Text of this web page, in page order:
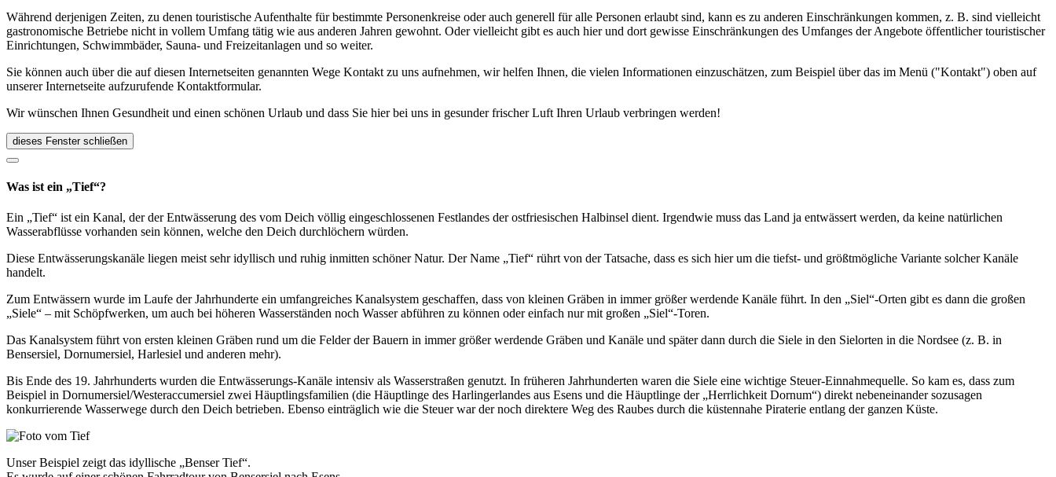
Während derjenigen Zeiten, zu denen touristische Aufenthalte für bestimmte Personenkreise oder auch generell für alle Personen erlaubt sind, kann es zu anderen Einschränkungen kommen, z. B. sind vielleicht
gastronomische Betriebe nicht in vollem Umfang tätig wie aus anderen Jahren gewohnt. Oder vielleicht gibt es auch hier und dort gewisse Einschränkungen des Umfanges der Angebote öffentlicher touristischer
Einrichtungen, Schwimmbäder, Sauna- und Freizeitanlagen und so weiter.
Sie können auch über die auf diesen Internetseiten genannten Wege Kontakt zu uns aufnehmen, wir helfen Ihnen, die vielen Informationen einzuschätzen, zum Beispiel über das im Menü ("Kontakt") oben auf
unserer Internetseite aufzurufende Kontaktformular.
Wir wünschen Ihnen Gesundheit und einen schönen Urlaub und dass Sie hier bei uns in gesunder frischer Luft Ihren Urlaub verbringen werden!
dieses Fenster schließen
Was ist ein „Tief“?
Ein „Tief“ ist ein Kanal, der der Entwässerung des vom Deich völlig eingeschlossenen Festlandes der ostfriesischen Halbinsel dient. Irgendwie muss das Land ja entwässert werden, da keine natürlichen
Wasserabflüsse vorhanden sein können, welche den Deich durchlöchern würden.
Diese Entwässerungskanäle liegen meist sehr idyllisch und ruhig inmitten schöner Natur. Der Name „Tief“ rührt von der Tatsache, dass es sich hier um die tiefst- und größtmögliche Variante solcher Kanäle
handelt.
Zum Entwässern wurde im Laufe der Jahrhunderte ein umfangreiches Kanalsystem geschaffen, dass von kleinen Gräben in immer größer werdende Kanäle führt. In den „Siel“-Orten gibt es dann die großen
„Siele“ – mit Schöpfwerken, um auch bei höheren Wasserständen noch Wasser abführen zu können oder einfach nur mit großen „Siel“-Toren.
Das Kanalsystem führt von ersten kleinen Gräben rund um die Felder der Bauern in immer größer werdende Gräben und Kanäle und später dann durch die Siele in den Sielorten in die Nordsee (z. B. in
Bensersiel, Dornumersiel, Harlesiel und anderen mehr).
Bis Ende des 19. Jahrhunderts wurden die Entwässerungs-Kanäle intensiv als Wasserstraßen genutzt. In früheren Jahrhunderten waren die Siele eine wichtige Steuer-Einnahmequelle. So kam es, dass zum
Beispiel in Dornumersiel/Westeraccumersiel zwei Häuptlingsfamilien (die Häuptlinge des Harlingerlandes aus Esens und die Häuptlinge der „Herrlichkeit Dornum“) direkt nebeneinander sozusagen
konkurrierende Wasserwege durch den Deich betrieben. Ebenso einträglich wie die Steuer war der noch direktere Weg des Raubes durch die küstennahe Piraterie entlang der ganzen Küste.
Unser Beispiel zeigt das idyllische „Benser Tief“.